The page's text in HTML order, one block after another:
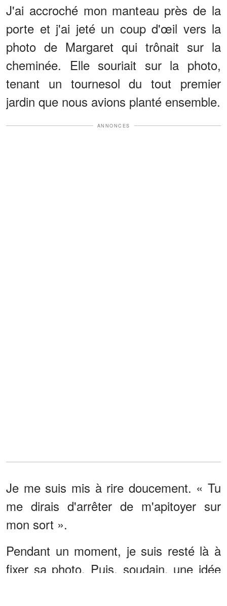
J'ai accroché mon manteau près de la
porte et j'ai jeté un coup d'œil vers la
photo de Margaret qui trônait sur la
cheminée. Elle souriait sur la photo,
tenant un tournesol du tout premier
jardin que nous avions planté ensemble.
ANNONCES
Je me suis mis à rire doucement. « Tu
me dirais d'arrêter de m'apitoyer sur
mon sort ».
Pendant un moment, je suis resté là à
fixer sa photo. Puis, soudain, une idée